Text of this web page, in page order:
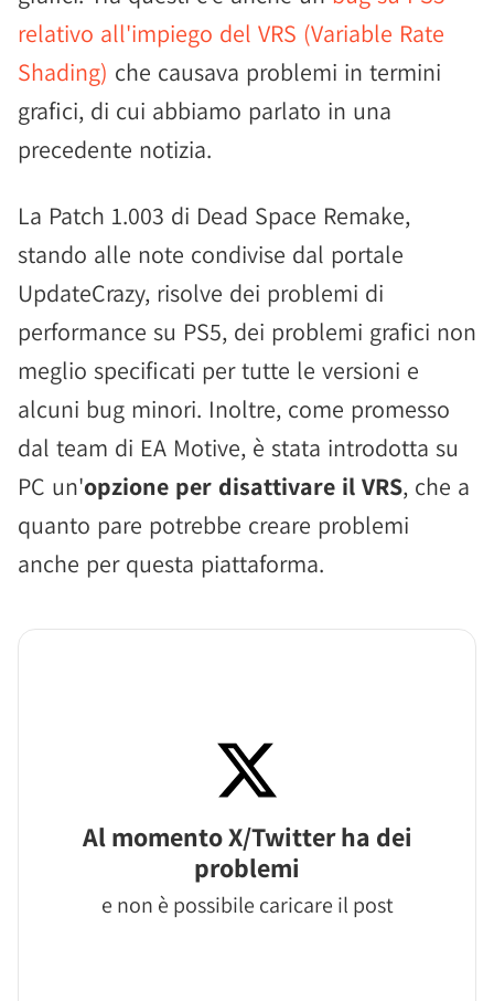
relativo all'impiego del VRS (Variable Rate
Shading) che causava problemi in termini
grafici, di cui abbiamo parlato in una
precedente notizia.
La Patch 1.003 di Dead Space Remake,
stando alle note condivise dal portale
UpdateCrazy, risolve dei problemi di
performance su PS5, dei problemi grafici non
meglio specificati per tutte le versioni e
alcuni bug minori. Inoltre, come promesso
dal team di EA Motive, è stata introdotta su
PC un'opzione per disattivare il VRS, che a
quanto pare potrebbe creare problemi
anche per questa piattaforma.
Al momento X/Twitter ha dei
problemi
e non è possibile caricare il post